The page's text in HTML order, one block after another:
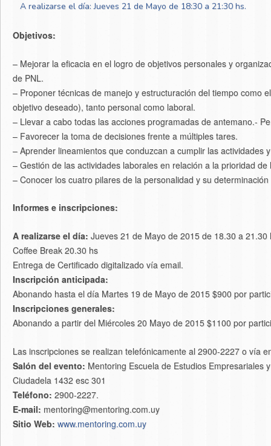
A realizarse el día: Jueves 21 de Mayo de 18:30 a 21:30 hs.
Objetivos:
– Mejorar la eficacia en el logro de objetivos personales y
de PNL.
– Proponer técnicas de manejo y estructuración del tiempo como
objetivo deseado), tanto personal como laboral.
– Llevar a cabo todas las acciones programadas de antemano.-
– Favorecer la toma de decisiones frente a múltiples tares.
– Aprender lineamientos que conduzcan a cumplir las
– Gestión de las actividades laborales en relación a la prioridad
– Conocer los cuatro pilares de la personalidad y su
Informes e inscripciones:
A realizarse el día: Jueves 21 de Mayo de 2015 de 18.30 a 21.30
Coffee Break 20.30 hs
Entrega de Certificado digitalizado vía email.
Inscripción anticipada:
Abonando hasta el día Martes 19 de Mayo de 2015 $900 por
Inscripciones generales:
Abonando a partir del Miércoles 20 Mayo de 2015 $1100 por
Las inscripciones se realizan telefónicamente al 2900-2227 o vía
Salón del evento: Mentoring Escuela de Estudios Empresariales
Ciudadela 1432 esc 301
Teléfono: 2900-2227.
E-mail: mentoring@mentoring.com.uy
Sitio Web: www.mentoring.com.uy